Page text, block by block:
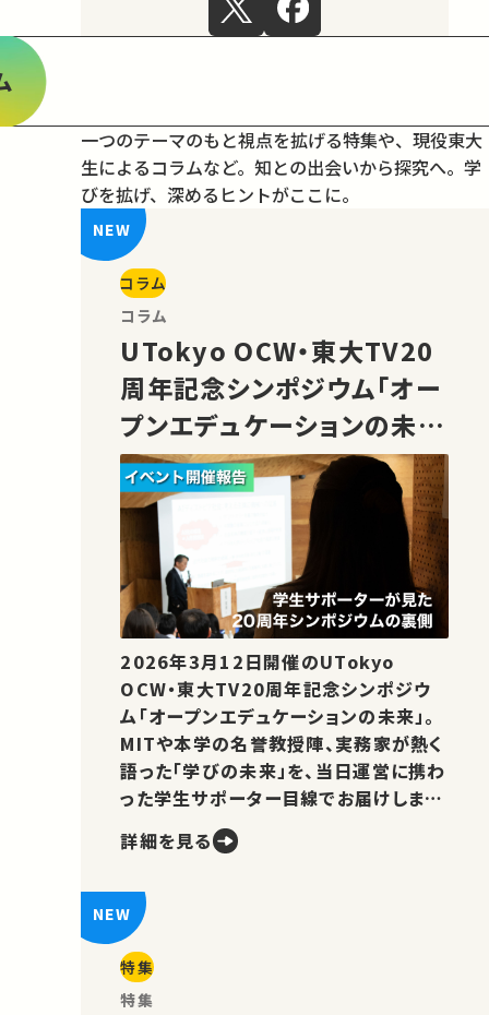
一つのテーマのもと視点を拡げる特集や、現役東大
生によるコラムなど。 知との出会いから探究へ。学
びを拡げ、深めるヒントがここに。
コラム
コラム
UTokyo OCW・東大TV20
周年記念シンポジウム「オー
プンエデュケーションの未
来」の様子をご紹介！
2026年3月12日開催のUTokyo
OCW・東大TV20周年記念シンポジウ
ム「オープンエデュケーションの未来」。
MITや本学の名誉教授陣、実務家が熱く
語った「学びの未来」を、当日運営に携わ
った学生サポーター目線でお届けしま
詳細を見る
特集
特集